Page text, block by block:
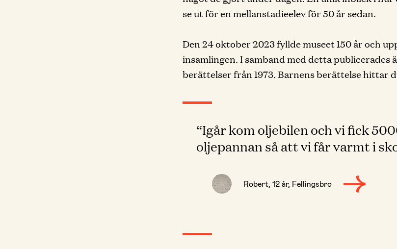
se ut för en mellanstadieelev för 50 år sedan.
Den 24 oktober 2023 fyllde museet 150 år och
insamlingen. I samband med detta publicerades
berättelser från 1973. Barnens berättelse hittar
“Igår kom oljebilen och vi fick
oljepannan så att vi får varmt i
Robert, 12 år, Fellingsbro